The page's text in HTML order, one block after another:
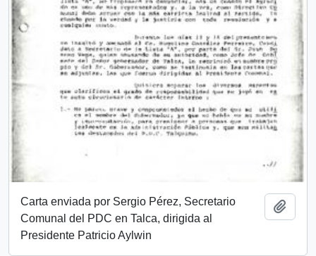
Carta enviada por Sergio Pérez, Secretario
Comunal del PDC en Talca, dirigida al
Presidente Patricio Aylwin